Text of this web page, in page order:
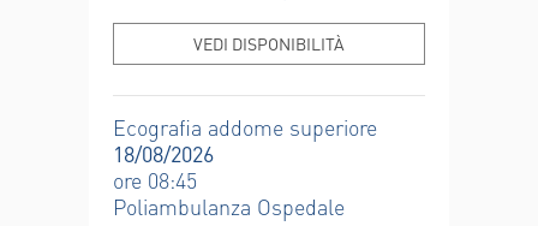
VEDI DISPONIBILITÀ
Ecografia addome superiore
18/08/2026
ore 08:45
Poliambulanza Ospedale